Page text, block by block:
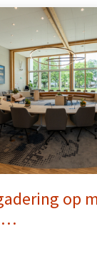
op